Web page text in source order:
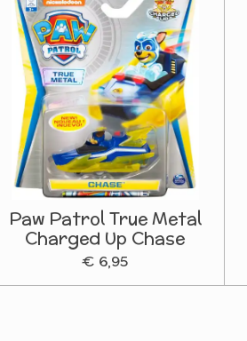
Paw Patrol True Metal
Charged Up Chase
€ 6,95